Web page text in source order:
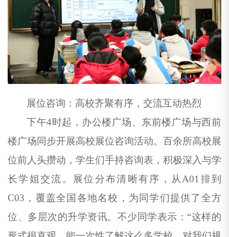
展位咨询：高校齐聚有序，交流互动热烈
下午4时起，办公楼广场、东前楼广场与西前
楼广场同步开展高校展位咨询活动。百余所高校展
位前人头攒动，学生们手持咨询表，积极深入与学
长学姐交流。展位分布清晰有序，从A01排到
C03，覆盖全国各地名校，为同学们提供了全方
位、多层次的升学资讯。不少同学表示：“这样的